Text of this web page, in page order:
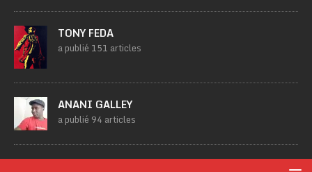
TONY FEDA
a publié 151 articles
ANANI GALLEY
a publié 94 articles